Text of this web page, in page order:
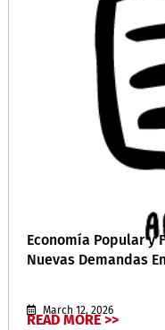
Economía Popular y
Nuevas Demandas
March 12, 2026
READ MORE >>